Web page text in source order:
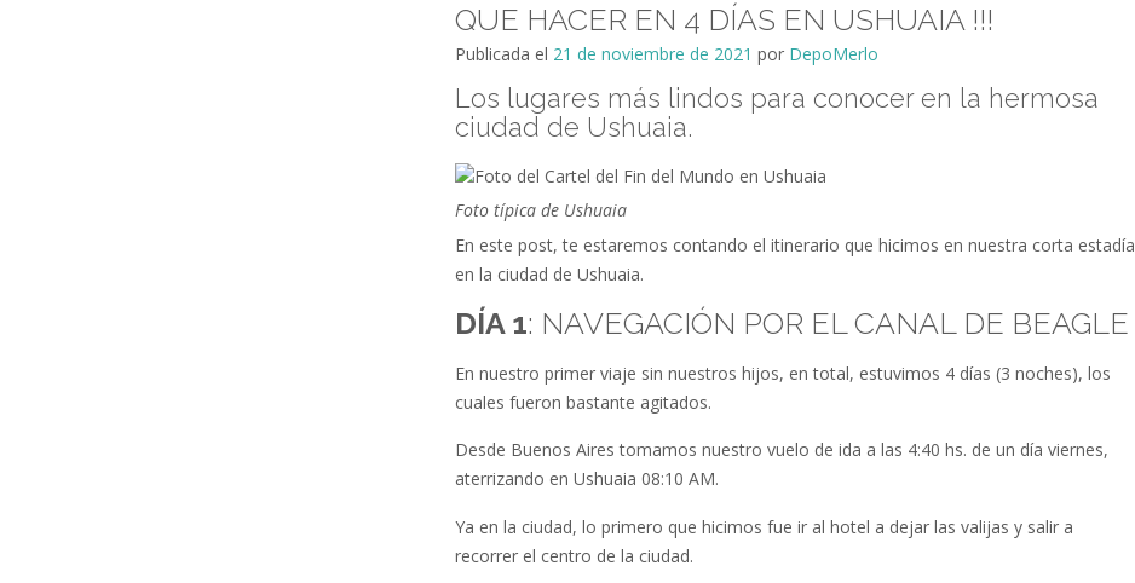
QUE HACER EN 4 DÍAS EN USHUAIA !!!
Publicada el 21 de noviembre de 2021 por DepoMerlo
Los lugares más lindos para conocer en la hermosa
ciudad de Ushuaia.
Foto típica de Ushuaia
En este post, te estaremos contando el itinerario que hicimos en nuestra corta estadía
en la ciudad de Ushuaia.
DÍA 1: NAVEGACIÓN POR EL CANAL DE BEAGLE
En nuestro primer viaje sin nuestros hijos, en total, estuvimos 4 días (3 noches), los
cuales fueron bastante agitados.
Desde Buenos Aires tomamos nuestro vuelo de ida a las 4:40 hs. de un día viernes,
aterrizando en Ushuaia 08:10 AM.
Ya en la ciudad, lo primero que hicimos fue ir al hotel a dejar las valijas y salir a
recorrer el centro de la ciudad.